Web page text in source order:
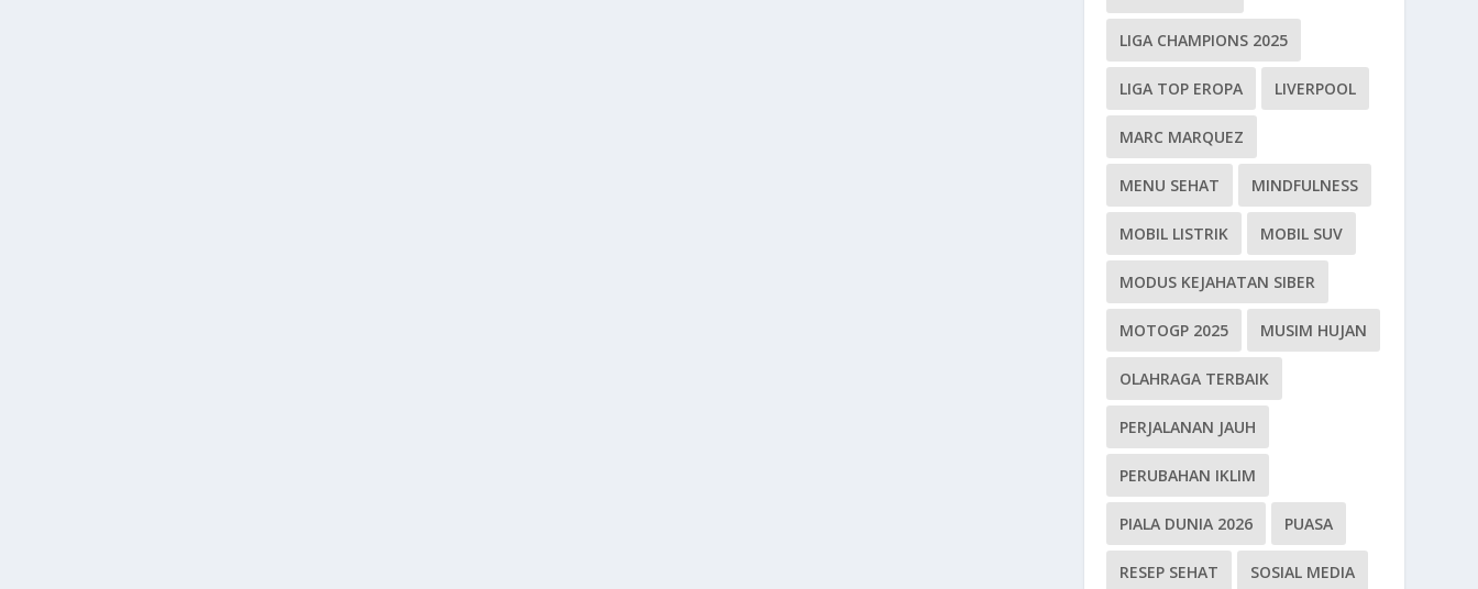
LIGA CHAMPIONS 2025
LIGA TOP EROPA LIVERPOOL
MARC MARQUEZ
MENU SEHAT MINDFULNESS
MOBIL LISTRIK MOBIL SUV
MODUS KEJAHATAN SIBER
MOTOGP 2025 MUSIM HUJAN
OLAHRAGA TERBAIK
PERJALANAN JAUH
PERUBAHAN IKLIM
PIALA DUNIA 2026 PUASA
RESEP SEHAT SOSIAL MEDIA